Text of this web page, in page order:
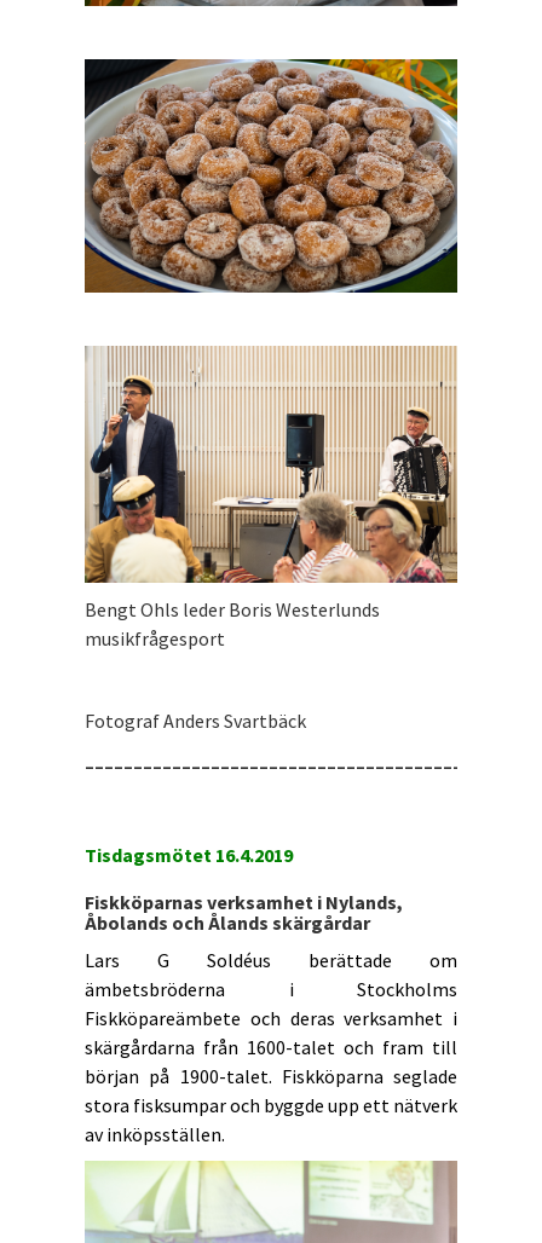
Bengt Ohls leder Boris Westerlunds
musikfrågesport
Fotograf Anders Svartbäck
Tisdagsmötet 16.4.2019
Fiskköparnas verksamhet i Nylands,
Åbolands och Ålands skärgårdar
Lars G Soldéus berättade om
ämbetsbröderna i Stockholms
Fiskköpareämbete och deras verksamhet i
skärgårdarna från 1600-talet och fram till
början på 1900-talet. Fiskköparna seglade
stora fisksumpar och byggde upp ett nätverk
av inköpsställen.